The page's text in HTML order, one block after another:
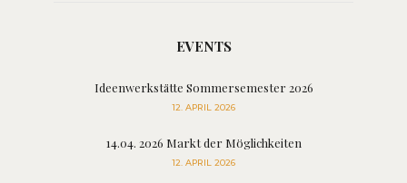
EVENTS
Ideenwerkstätte Sommersemester 2026
12. APRIL 2026
14.04. 2026 Markt der Möglichkeiten
12. APRIL 2026